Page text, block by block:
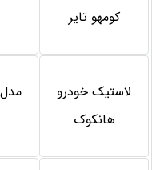
کومهو تایر
لاستیک خودرو
هانکوک